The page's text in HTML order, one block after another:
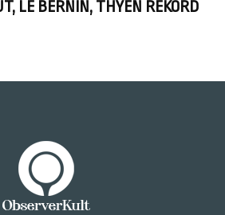
LE BERNIN, THYEN REKORD